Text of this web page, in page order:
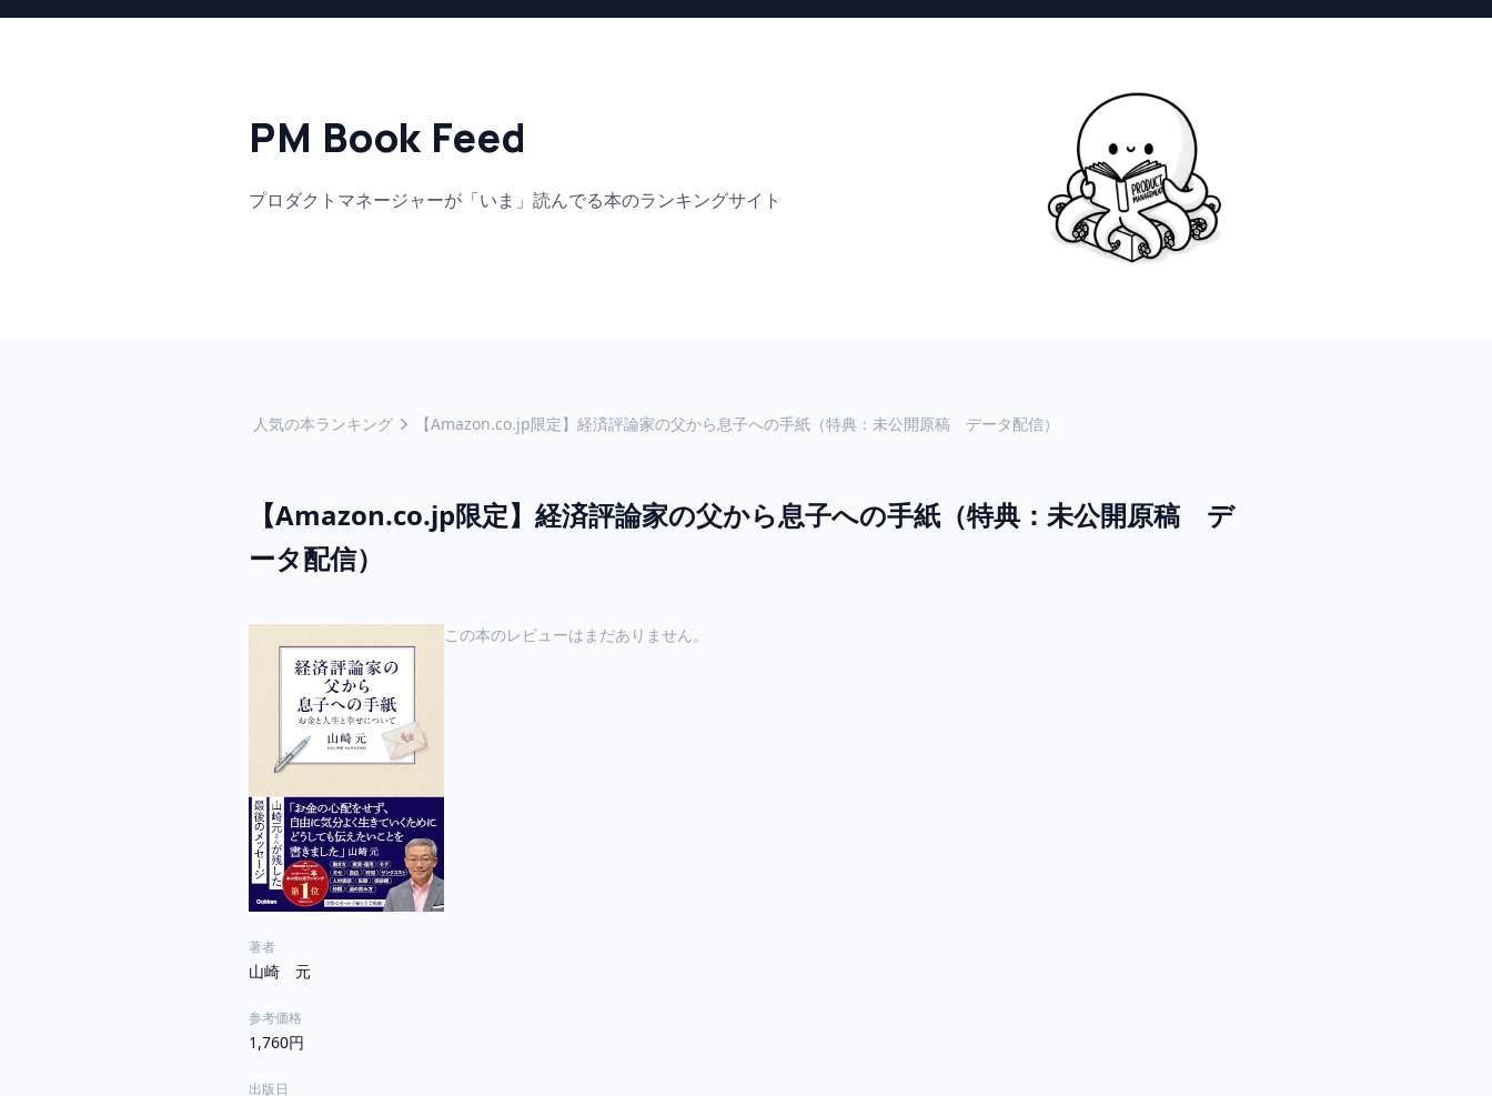
PM Book Feed
プロダクトマネージャーが「いま」 読んでる本のランキングサイト
人気の本ランキング 【Amazon.co.jp限定】経済評論家の父から息子への手紙（特典：未公開原稿 データ配信）
【Amazon.co.jp限定】経済評論家の父から息子への手紙（特典：未公開原稿 デ
ータ配信）
著者
山崎 元
参考価格
1,760円
出版日
この本のレビューはまだありません。